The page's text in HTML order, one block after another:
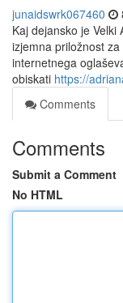
junaidswrk067460
Kaj dejansko je
izjemna priložnost
internetnega
obiskati https://
Comments
Comments
Submit a Comment
No HTML